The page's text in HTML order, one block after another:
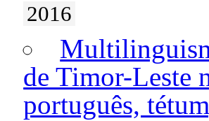
2016
de Timor-Leste
português,